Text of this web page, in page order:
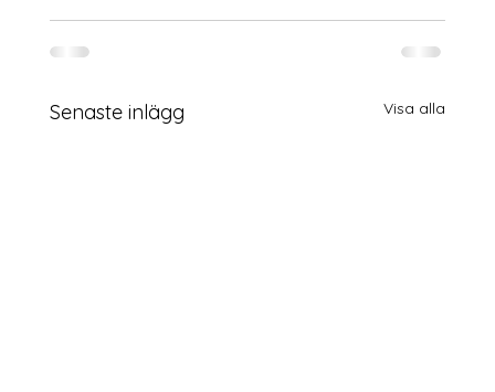
Senaste inlägg Visa alla